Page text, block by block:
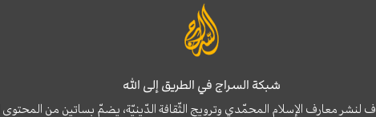
شبكة السراج في الطريق إلى الله
لنشر معارف الإسلام المحمّدي وترويج الثّقافة الدّينيّة، يضمّ بساتين من